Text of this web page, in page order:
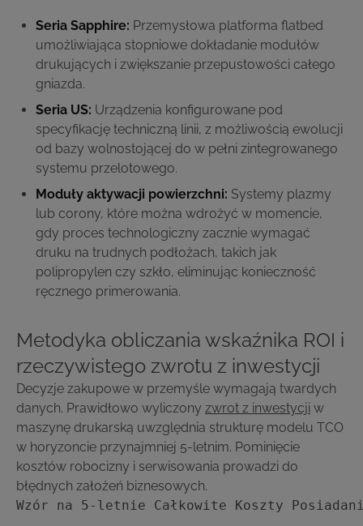
Seria Sapphire: Przemysłowa platforma flatbed
umożliwiająca stopniowe dokładanie modułów
drukujących i zwiększanie przepustowości całego
gniazda.
Seria US: Urządzenia konfigurowane pod
specyfikację techniczną linii, z możliwością ewolucji
od bazy wolnostojącej do w pełni zintegrowanego
systemu przelotowego.
Moduły aktywacji powierzchni: Systemy plazmy
lub corony, które można wdrożyć w momencie,
gdy proces technologiczny zacznie wymagać
druku na trudnych podłożach, takich jak
polipropylen czy szkło, eliminując konieczność
ręcznego primerowania.
Metodyka obliczania wskaźnika ROI i
rzeczywistego zwrotu z inwestycji
Decyzje zakupowe w przemyśle wymagają twardych
danych. Prawidłowo wyliczony zwrot z inwestycji w
maszynę drukarską uwzględnia strukturę modelu TCO
w horyzoncie przynajmniej 5-letnim. Pominięcie
kosztów robocizny i serwisowania prowadzi do
błędnych założeń biznesowych.
Wzór na 5-letnie Całkowite Koszty